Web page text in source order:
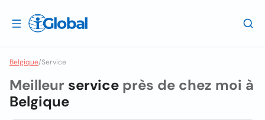
Belgique/Service
Meilleur service près de chez moi à
Belgique